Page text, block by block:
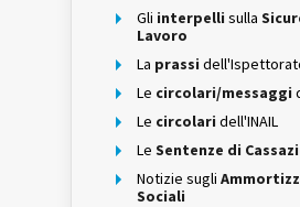
Gli interpelli sulla
Lavoro
La prassi
Le circolari/messaggi
Le circolari dell'INAIL
Le Sentenze di
Notizie sugli
Sociali